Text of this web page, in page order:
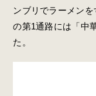
ンブリでラーメン
の第1通路には「中
た。